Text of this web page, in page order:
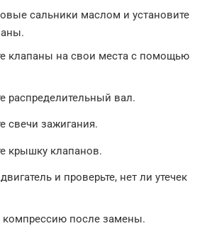
сальники маслом и установите
клапаны на свои места с помощью
распределительный вал.
свечи зажигания.
крышку клапанов.
и проверьте, нет ли утечек
компрессию после замены.